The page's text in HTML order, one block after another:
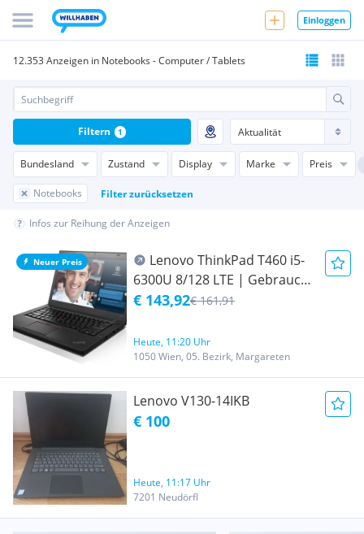
Einloggen
12.353 Anzeigen in Notebooks - Computer / Tablets
Bundesland Zustand Display Marke Preis
Notebooks Filter zurücksetzen
Filtern 1
Infos zur Reihung der Anzeigen
Neuer Preis
Lenovo ThinkPad T460 i5-
6300U 8/128 LTE | Gebraucht
| inkl. Ladegerät | mit LTE-
Gebrauchsspuren. |
Zustand: Gut #550214
€ 143,92€ 161,91
Heute, 11:20 Uhr
1050 Wien, 05. Bezirk, Margareten
Lenovo V130-14IKB
€ 100
Heute, 11:17 Uhr
7201 Neudörfl